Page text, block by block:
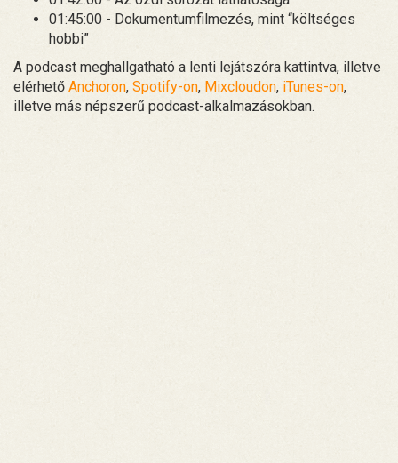
01:45:00 - Dokumentumfilmezés, mint “költséges
hobbi”
A podcast meghallgatható a lenti lejátszóra kattintva, illetve
elérhető Anchoron, Spotify-on, Mixcloudon, iTunes-on,
illetve más népszerű podcast-alkalmazásokban.